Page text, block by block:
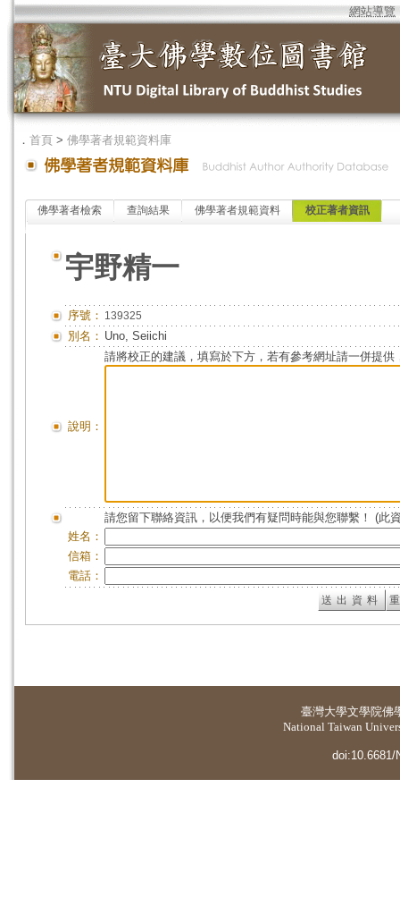
網站導覽
． 首頁 > 佛學著者規範資料庫
佛學著者檢索 查詢結果 佛學著者規範資料 校正著者資訊
宇野精一
序號： 139325
別名： Uno, Seiichi
說明：
請將校正的建議，填寫於下方，若有參考網址請一併提供
請您留下聯絡資訊，以便我們有疑問時能與您聯繫！ (此
姓名：
信箱：
電話：
臺灣大學文學院佛
National Taiwan
doi:10.6681/